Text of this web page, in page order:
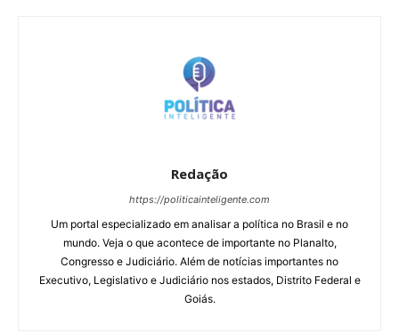
Redação
https://politicainteligente.com
Um portal especializado em analisar a política no Brasil e no
mundo. Veja o que acontece de importante no Planalto,
Congresso e Judiciário. Além de notícias importantes no
Executivo, Legislativo e Judiciário nos estados, Distrito Federal e
Goiás.